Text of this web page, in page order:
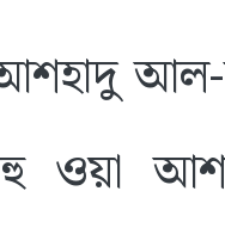
আল-
ওয়া